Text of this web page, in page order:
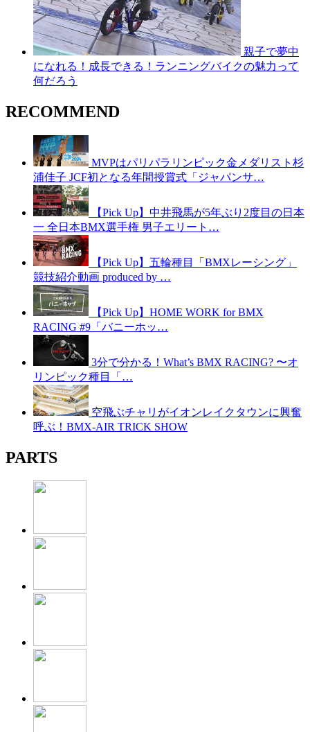
親子で夢中
になれる！成長できる！ランニングバイクの魅力って
何だろう
RECOMMEND
MVPはパリパラリンピック金メダリスト杉
浦佳子 JCF初となる年間授賞式「ジャパンサ…
【Pick Up】中井飛馬が5年ぶり2度目の日本
一 全日本BMX選手権 男子エリート…
【Pick Up】五輪種目「BMXレーシング」
競技紹介動画 produced by …
【Pick Up】HOME WORK for BMX
RACING #9「バニーホッ…
3分で分かる！What’s BMX RACING? 〜オ
リンピック種目「…
空飛ぶチャリがイオンレイクタウンに興奮
呼ぶ！BMX-AIR TRICK SHOW
PARTS